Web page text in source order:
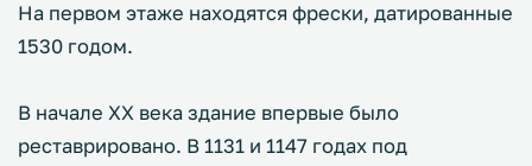
На первом этаже находятся фрески, датированные
1530 годом.
В начале XX века здание впервые было
реставрировано. В 1131 и 1147 годах под